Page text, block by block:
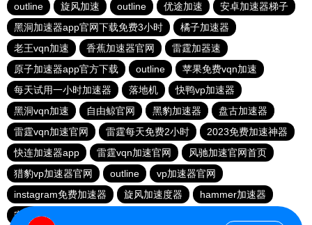
outline
旋风加速 outline 优途加速
安卓加速器梯子
黑洞加速器app官网下载免费3小时
橘子加速器
老王vqn加速
香蕉加速器官网
雷霆加器速
原子加速器app官方下载
outline
苹果免费vqn加速
每天试用一小时加速器
落地机
快鸭vp加速器
黑洞vqn加速
自由鲸官网 黑豹加速器
盘古加速器
雷霆vqn加速官网
雷霆每天免费2小时
2023免费加速神器
快连加速器app
雷霆vqn加速官网
风驰加速官网首页
猎豹vp加速器官网
outline
vp加速器官网
instagram免费加速器
旋风加速度器
hammer加速器
安易加速器永久免费版